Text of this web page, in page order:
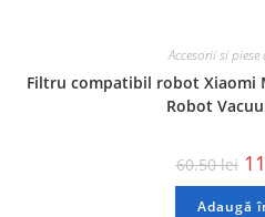
Accesorii si
Filtru compatibil robot Xiaomi
Robot
60.50lei
Adaugă